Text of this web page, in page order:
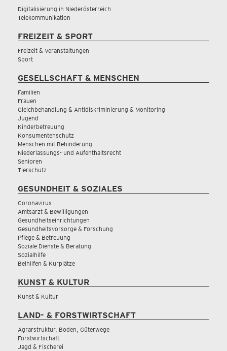
Digitalisierung in Niederösterreich
Telekommunikation
FREIZEIT & SPORT
Freizeit & Veranstaltungen
Sport
GESELLSCHAFT & MENSCHEN
Familien
Frauen
Gleichbehandlung & Antidiskriminierung & Monitoring
Jugend
Kinderbetreuung
Konsumentenschutz
Menschen mit Behinderung
Niederlassungs- und Aufenthaltsrecht
Senioren
Tierschutz
GESUNDHEIT & SOZIALES
Coronavirus
Amtsarzt & Bewilligungen
Gesundheitseinrichtungen
Gesundheitsvorsorge & Forschung
Pflege & Betreuung
Soziale Dienste & Beratung
Sozialhilfe
Beihilfen & Kurplätze
KUNST & KULTUR
Kunst & Kultur
LAND- & FORSTWIRTSCHAFT
Agrarstruktur, Boden, Güterwege
Forstwirtschaft
Jagd & Fischerei